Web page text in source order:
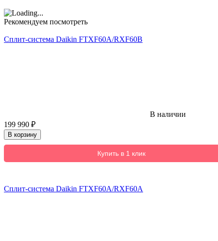
Рекомендуем посмотреть
Сплит-система Daikin FTXF60A/RXF60B
В наличии
199 990 ₽
В корзину
Купить в 1 клик
Сплит-система Daikin FTXF60A/RXF60A